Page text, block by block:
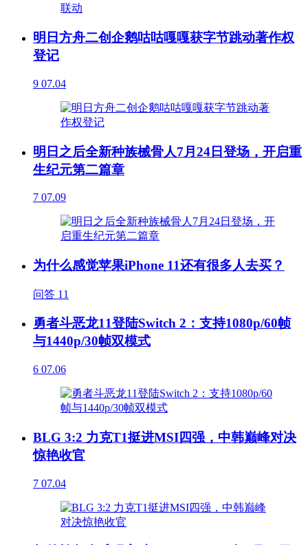
明日方舟二创企鹅咕咕嘎嘎获字节跳动著作权
登记
9 07.04
明日之后全新种族械骨人7月24日登场，开启重
生纪元第二篇章
7 07.09
为什么感觉苹果iPhone 11还有很多人去买？
问答 11
勇者斗恶龙11登陆Switch 2：支持1080p/60帧
与1440p/30帧双模式
6 07.06
BLG 3:2 力克T1挺进MSI四强，中韩巅峰对决
惊艳收官
7 07.04